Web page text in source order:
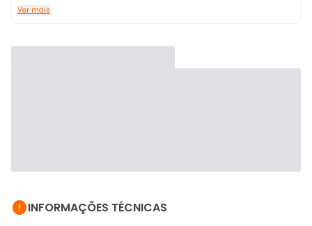
Ver mais
INFORMAÇÕES TÉCNICAS